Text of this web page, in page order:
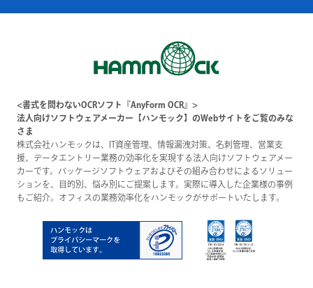
<書式を問わないOCRソフト『AnyForm OCR』>
法人向けソフトウェアメーカー【ハンモック】のWebサイトをご覧のみな
さま
株式会社ハンモックは、IT資産管理、情報漏洩対策、名刺管理、営業支
援、データエントリー業務の効率化を実現する法人向けソフトウェアメー
カーです。パッケージソフトウェアおよびその組み合わせによるソリュー
ションを、目的別、悩み別にご提案します。実際に導入した企業様の事例
もご紹介。オフィスの業務効率化をハンモックがサポートいたします。